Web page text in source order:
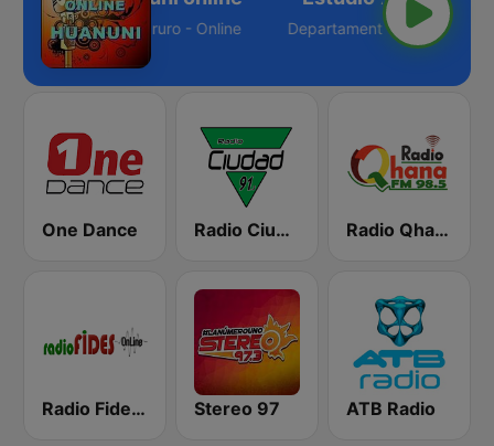
Departamento de Oruro - Online
One Dance Radio Ciudad Radio Qhana 98.5 FM
Radio Fides Cochabamba Stereo 97 ATB Radio